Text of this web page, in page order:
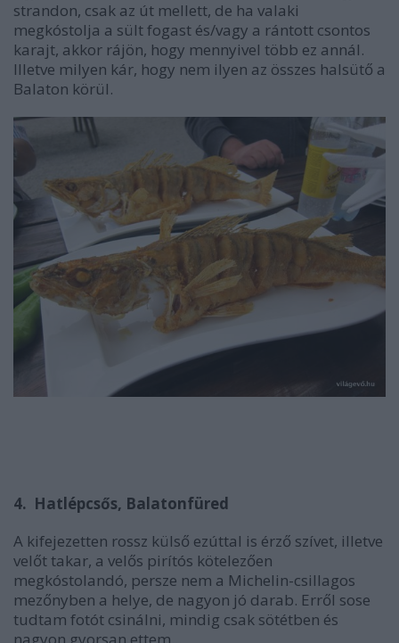
strandon, csak az út mellett, de ha valaki
megkóstolja a sült fogast és/vagy a rántott csontos
karajt, akkor rájön, hogy mennyivel több ez annál.
Illetve milyen kár, hogy nem ilyen az összes halsütő a
Balaton körül.
4. Hatlépcsős, Balatonfüred
A kifejezetten rossz külső ezúttal is érző szívet, illetve
velőt takar, a velős pirítós kötelezően
megkóstolandó, persze nem a Michelin-csillagos
mezőnyben a helye, de nagyon jó darab. Erről sose
tudtam fotót csinálni, mindig csak sötétben és